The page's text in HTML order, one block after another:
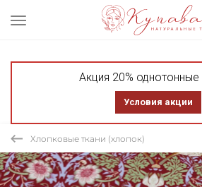
Акция 20% однотонные
Условия акции
Хлопковые ткани (хлопок)